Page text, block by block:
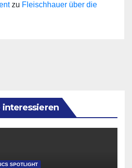
zu Fleischhauer über die
interessieren
SPOTLIGHT